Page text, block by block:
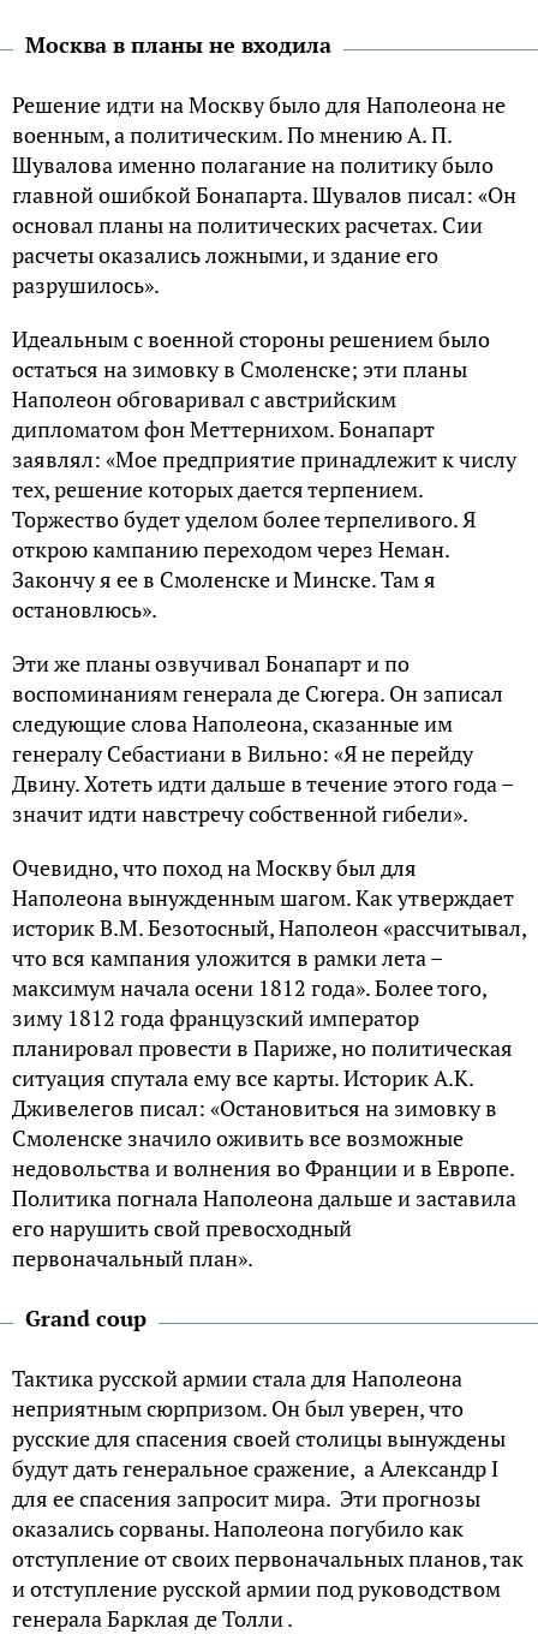
Москва в планы не входила
Решение идти на Москву было для Наполеона не
военным, а политическим. По мнению А. П.
Шувалова именно полагание на политику было
главной ошибкой Бонапарта. Шувалов писал: «Он
основал планы на политических расчетах. Сии
расчеты оказались ложными, и здание его
разрушилось».
Идеальным с военной стороны решением было
остаться на зимовку в Смоленске; эти планы
Наполеон обговаривал с австрийским
дипломатом фон Меттернихом. Бонапарт
заявлял: «Мое предприятие принадлежит к числу
тех, решение которых дается терпением.
Торжество будет уделом более терпеливого. Я
открою кампанию переходом через Неман.
Закончу я ее в Смоленске и Минске. Там я
остановлюсь».
Эти же планы озвучивал Бонапарт и по
воспоминаниям генерала де Сюгера. Он записал
следующие слова Наполеона, сказанные им
генералу Себастиани в Вильно: «Я не перейду
Двину. Хотеть идти дальше в течение этого года –
значит идти навстречу собственной гибели».
Очевидно, что поход на Москву был для
Наполеона вынужденным шагом. Как утверждает
историк В.М. Безотосный, Наполеон «рассчитывал,
что вся кампания уложится в рамки лета –
максимум начала осени 1812 года». Более того,
зиму 1812 года французский император
планировал провести в Париже, но политическая
ситуация спутала ему все карты. Историк А.К.
Дживелегов писал: «Остановиться на зимовку в
Смоленске значило оживить все возможные
недовольства и волнения во Франции и в Европе.
Политика погнала Наполеона дальше и заставила
его нарушить свой превосходный
первоначальный план».
Grand coup
Тактика русской армии стала для Наполеона
неприятным сюрпризом. Он был уверен, что
русские для спасения своей столицы вынуждены
будут дать генеральное сражение, а Александр I
для ее спасения запросит мира. Эти прогнозы
оказались сорваны. Наполеона погубило как
отступление от своих первоначальных планов, так
и отступление русской армии под руководством
генерала Барклая де Толли .